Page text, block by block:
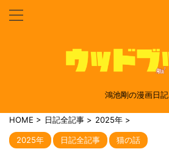
鴻池剛の漫画日記
HOME > 日記全記事 > 2025年 >
2025年 日記全記事 猫の話